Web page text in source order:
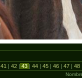
41 | 42 | 43 | 44 | 45 | 46 | 47 | 48